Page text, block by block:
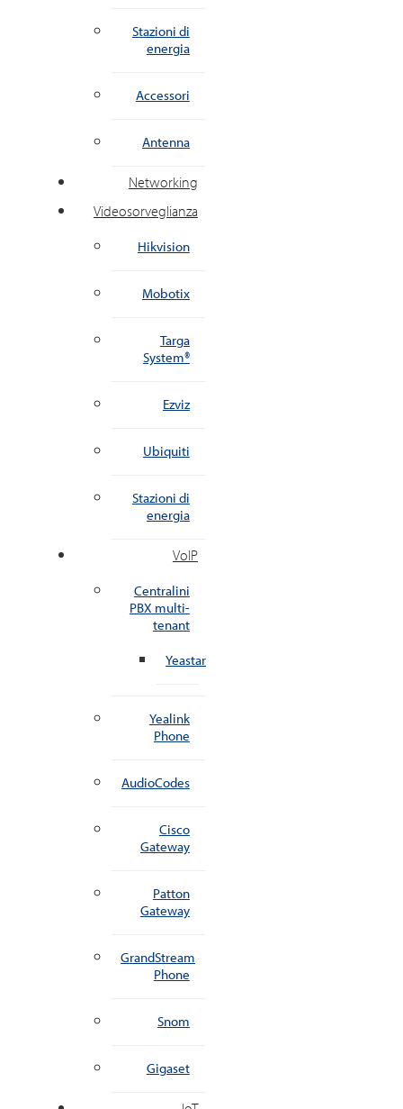
Stazioni di
energia
Accessori
Antenna
Networking
Videosorveglianza
Hikvision
Mobotix
Targa
System®
Ezviz
Ubiquiti
Stazioni di
energia
VoIP
Centralini
PBX multi-
tenant
Yeastar
Yealink
Phone
AudioCodes
Cisco
Gateway
Patton
Gateway
GrandStream
Phone
Snom
Gigaset